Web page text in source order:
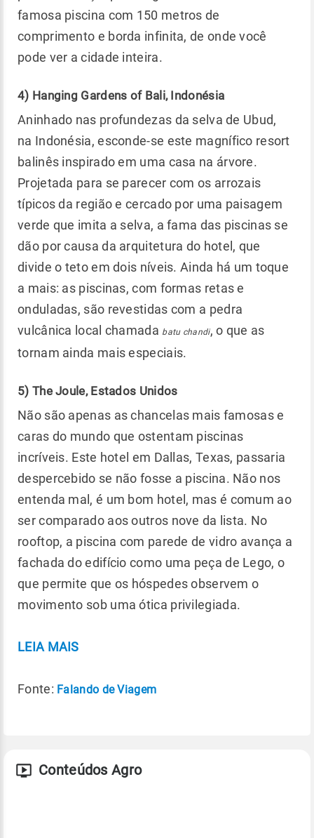
famosa piscina com 150 metros de
comprimento e borda infinita, de onde você
pode ver a cidade inteira.
4) Hanging Gardens of Bali, Indonésia
Aninhado nas profundezas da selva de Ubud,
na Indonésia, esconde-se este magnífico resort
balinês inspirado em uma casa na árvore.
Projetada para se parecer com os arrozais
típicos da região e cercado por uma paisagem
verde que imita a selva, a fama das piscinas se
dão por causa da arquitetura do hotel, que
divide o teto em dois níveis. Ainda há um toque
a mais: as piscinas, com formas retas e
onduladas, são revestidas com a pedra
vulcânica local chamada batu chandi, o que as
tornam ainda mais especiais.
5) The Joule, Estados Unidos
Não são apenas as chancelas mais famosas e
caras do mundo que ostentam piscinas
incríveis. Este hotel em Dallas, Texas, passaria
despercebido se não fosse a piscina. Não nos
entenda mal, é um bom hotel, mas é comum ao
ser comparado aos outros nove da lista. No
rooftop, a piscina com parede de vidro avança a
fachada do edifício como uma peça de Lego, o
que permite que os hóspedes observem o
movimento sob uma ótica privilegiada.
LEIA MAIS
Fonte: Falando de Viagem
Conteúdos Agro